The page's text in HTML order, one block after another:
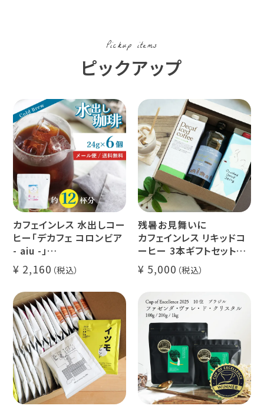
Pickup items
ピックアップ
カフェインレス 水出しコー
ヒー「デカフェ コロンビア
- aiu -」
24g×6個（約12杯分）
マウンテンウォータープロ
セス カフェインレスコーヒ
ー豆100%使用 メール便
でお届け
2,160
残暑お見舞いに
カフェインレス リキッドコ
ーヒー 3本ギフトセット
クラッシュド デカフェ ゼリ
ー 1本
デカフェ オレベース【無
糖】1本
デカフェ アイスコーヒー 1
5,000